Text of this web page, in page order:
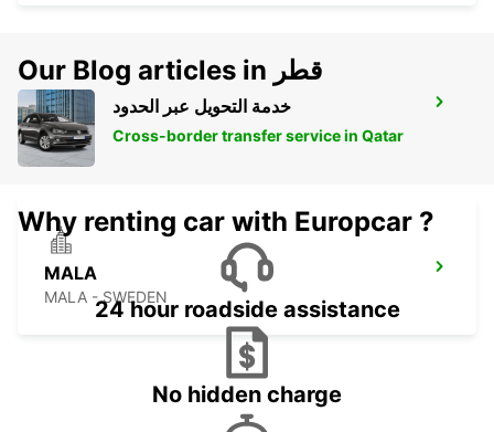
UMEA ALVIK AIRPORT - IKC
UMEA - SWEDEN
MALA
MALA - SWEDEN
Our Blog articles in قطر
خدمة التحويل عبر الحدود
Cross-border transfer service in Qatar
Why renting car with Europcar ?
24 hour roadside assistance
No hidden charge